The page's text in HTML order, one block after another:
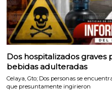
Dos hospitalizados
bebidas adulteradas
Celaya, Gto; Dos personas se
que presuntamente ingirieron